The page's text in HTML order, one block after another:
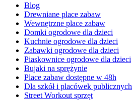
Blog
Drewniane place zabaw
Wewnętrzne place zabaw
Domki ogrodowe dla dzieci
Kuchnie ogrodowe dla dzieci
Zabawki ogrodowe dla dzieci
Piaskownice ogrodowe dla dzieci
Bujaki na sprężynie
Place zabaw dostępne w 48h
Dla szkół i placówek publicznych
Street Workout sprzęt